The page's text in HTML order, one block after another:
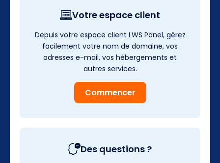
Votre espace client
Depuis votre espace client LWS Panel, gérez
facilement votre nom de domaine, vos
adresses e-mail, vos hébergements et
autres services.
Commencer
Des questions ?